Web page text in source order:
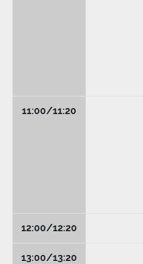
11:00/11:20
12:00/12:20
13:00/13:20